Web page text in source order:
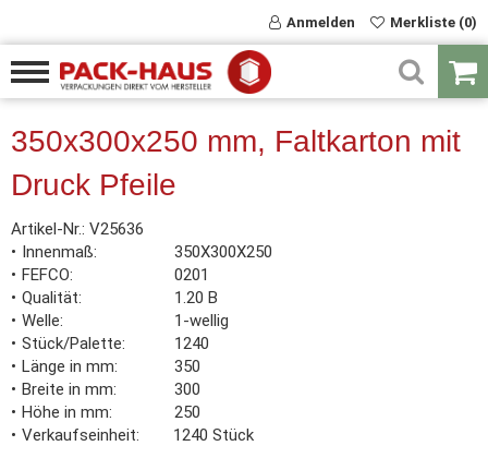
Anmelden Merkliste (0)
350x300x250 mm, Faltkarton mit
Druck Pfeile
Artikel-Nr.: V25636
Innenmaß
350X300X250
FEFCO
0201
Qualität
1.20 B
Welle
1-wellig
Stück/Palette
1240
Länge in mm
350
Breite in mm
300
Höhe in mm
250
Verkaufseinheit
1240 Stück